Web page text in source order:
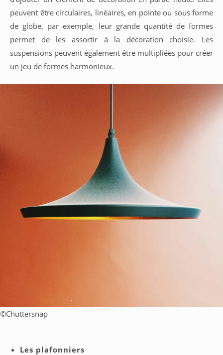
peuvent être circulaires, linéaires, en pointe ou sous forme
de globe, par exemple, leur grande quantité de formes
permet de les assortir à la décoration choisie. Les
suspensions peuvent également être multipliées pour créer
un jeu de formes harmonieux.
©Chuttersnap
Les plafonniers